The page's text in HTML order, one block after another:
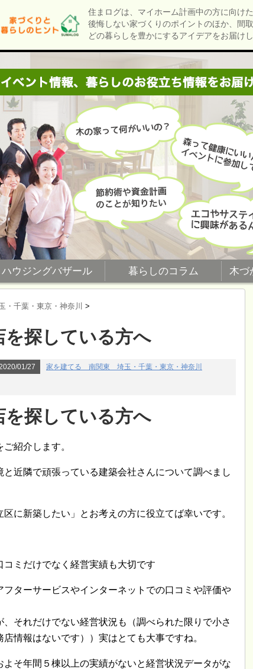
住まログは、マイホーム計画中の方に向け
後悔しない家づくりのポイントのほか、間
どの暮らしを豊かにするアイデアをお届けし
ハウジングバザール 暮らしのコラム 木づ
千葉・東京・神奈川 >
を探している方へ
01/27 家を建てる 南関東 埼玉・千葉・東京・神奈川
を探している方へ
紹介します。
近隣で頑張っている建築会社さんについて調べまし
区に新築したい」とお考えの方に役立てば幸いです。
ミだけでなく経営実績も大切です
フターサービスやインターネットでの口コミや評価や
それだけでない経営状況も（調べられた限りで小さ
情報はないです））実はとても大事ですね。
そ年間５棟以上の実績がないと経営状況データがな